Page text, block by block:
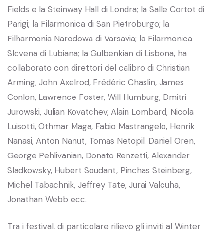
Fields e la Steinway Hall di Londra; la Salle Cortot di
Parigi; la Filarmonica di San Pietroburgo; la
Filharmonia Narodowa di Varsavia; la Filarmonica
Slovena di Lubiana; la Gulbenkian di Lisbona, ha
collaborato con direttori del calibro di Christian
Arming, John Axelrod, Frédéric Chaslin, James
Conlon, Lawrence Foster, Will Humburg, Dmitri
Jurowski, Julian Kovatchev, Alain Lombard, Nicola
Luisotti, Othmar Maga, Fabio Mastrangelo, Henrik
Nanasi, Anton Nanut, Tomas Netopil, Daniel Oren,
George Pehlivanian, Donato Renzetti, Alexander
Sladkowsky, Hubert Soudant, Pinchas Steinberg,
Michel Tabachnik, Jeffrey Tate, Jurai Valcuha,
Jonathan Webb ecc.
Tra i festival, di particolare rilievo gli inviti al Winter